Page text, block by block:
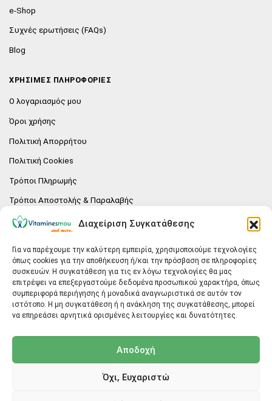
Διαχείριση Συγκατάθεσης
Για να παρέχουμε την καλύτερη εμπειρία, χρησιμοποιούμε τεχνολογίες
όπως cookies για την αποθήκευση ή/και την πρόσβαση σε πληροφορίες
συσκευών. Η συγκατάθεση για τις εν λόγω τεχνολογίες θα μας
επιτρέψει να επεξεργαστούμε δεδομένα προσωπικού χαρακτήρα, όπως
συμπεριφορά περιήγησης ή μοναδικά αναγνωριστικά σε αυτόν τον
ιστότοπο. Η μη συγκατάθεση ή η ανάκληση της συγκατάθεσης, μπορεί
να επηρεάσει αρνητικά ορισμένες λειτουργίες και δυνατότητες.
Αποδοχή
Όχι, Ευχαριστώ
e-Shop
Συχνές ερωτήσεις (FAQs)
Blog
ΧΡΗΣΙΜΕΣ ΠΛΗΡΟΦΟΡΙΕΣ
Ο λογαριασμός μου
Όροι χρήσης
Πολιτική Απορρήτου
Πολιτική Cookies
Τρόποι Πληρωμής
Τρόποι Αποστολής & Παραλαβής
Πολιτική επιστροφών
E-SHOP
Vitaminesmou.gr.
Άγιος Δημήτριος T.K.17236
Αττική
Copyright ©2026 Vitaminesmou.gr